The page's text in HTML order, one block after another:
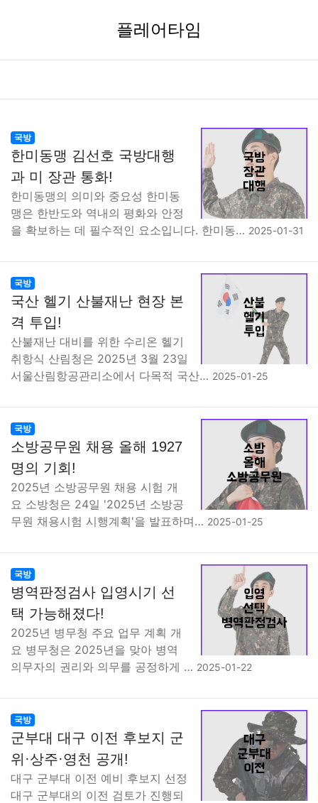
플레어타임
국방
한미동맹 김선호 국방대행
과 미 장관 통화!
한미동맹의 의미와 중요성 한미동
맹은 한반도와 역내의 평화와 안정
을 확보하는 데 필수적인 요소입니다. 한미동… 2025-01-31
국방
국산 헬기 산불재난 현장 본
격 투입!
산불재난 대비를 위한 수리온 헬기
취항식 산림청은 2025년 3월 23일
서울산림항공관리소에서 다목적 국산… 2025-01-25
국방
소방공무원 채용 올해 1927
명의 기회!
2025년 소방공무원 채용 시험 개
요 소방청은 24일 '2025년 소방공
무원 채용시험 시행계획'을 발표하며… 2025-01-25
국방
병역판정검사 입영시기 선
택 가능해졌다!
2025년 병무청 주요 업무 계획 개
요 병무청은 2025년을 맞아 병역
의무자의 권리와 의무를 공정하게 … 2025-01-22
국방
군부대 대구 이전 후보지 군
위·상주·영천 공개!
대구 군부대 이전 예비 후보지 선정
대구 군부대의 이전 검토가 진행되